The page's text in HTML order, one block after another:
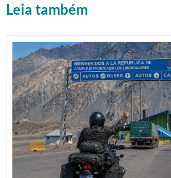
Leia também